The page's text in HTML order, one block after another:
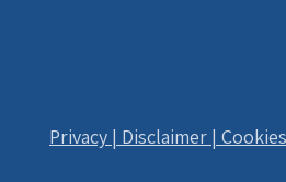
Privacy | Disclaimer | Cookies